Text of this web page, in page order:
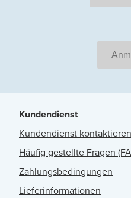
Kundendienst
Kundendienst kontaktieren
Häufig gestellte Fragen
Zahlungsbedingungen
Lieferinformationen